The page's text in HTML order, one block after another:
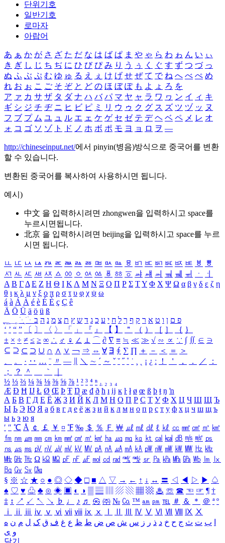
단위기호
일반기호
로마자
아랍어
あ ぁ か が さ ざ た だ な は ば ぱ ま や ゃ ら わ ゎ ん い ぃ
き ぎ し じ ち ぢ に ひ び ぴ み り う ぅ く ぐ す ず つ づ っ
ぬ ふ ぶ ぷ む ゆ ゅ る え ぇ け げ せ ぜ て で ね へ べ ぺ め
れ お ぉ こ ご そ ぞ と ど の ほ ぼ ぽ も よ ょ ろ を
ア ァ カ サ ザ タ ダ ナ ハ バ パ マ ヤ ャ ラ ワ ヮ ン イ ィ キ
ギ シ ジ チ ヂ ニ ヒ ビ ピ ミ リ ウ ゥ ク グ ス ズ ツ ヅ ッ ヌ
フ ブ プ ム ユ ュ ル エ ェ ケ ゲ セ ゼ テ デ ヘ ベ ペ メ レ オ
ォ コ ゴ ソ ゾ ト ド ノ ホ ボ ポ モ ヨ ョ ロ ヲ ―
http://chineseinput.net/에서 pinyin(병음)방식으로 중국어를 변환
할 수 있습니다.
변환된 중국어를 복사하여 사용하시면 됩니다.
예시)
中文 을 입력하시려면 zhongwen을 입력하시고 space를
누르시면됩니다.
北京 을 입력하시려면 beijing을 입력하시고 space를 누르
시면 됩니다.
ㅥ ㅦ ㅧ ㅨ ㅩ ㅪ ㅫ ㅬ ㅭ ㅮ ㅯ ㅰ ㅱ ㅲ ㅳ ㅴ ㅵ ㅶ ㅷ ㅸ
ㅹ
ㅺ ㅻ ㅼ ㅽ ㅾ ㅿ ㆀ ㆁ ㆂ ㆃ ㆄ ㆅ ㆆ ㆇ ㆈ ㆉ ㆊ ㆋ ㆌ ㆍ
ㆎ
Α Β ΓΔ Ε Ζ Η Θ Ι ΚΛ Μ Ν Ξ Ο Π Ρ Σ ΤΥ Φ Χ Ψ Ω α β γ δ ε ζ η
θ ι κ λ μ ν ξ ο π ρ σ τ υ φ χ ψ ω
á à Á À é è É È ç Ç ê
Ä Ö Ü ä ö ü ß
ִֶֹ ֻּ ׁׂ פ ם ן ו ט א ר ק ף ך ל ח י ע כ ג ד ש ץ ת צ מ נ ה ב
‘ ’ “ ” 〔 〕 〈 〉 「 」 『 』 【 】 ＂ （ ） ［ ］ ｛ ｝
± × ÷ ≠ ≤ ≥ ∞ ∴ ♂ ♀ ∠ ⊥ ⌒ ∂ ∇ ≡ ≒ ≪ ≫ √ ∽ ∝ ∵ ∫ ∬ ∈ ∋
⊆ ⊇ ⊂ ⊃ ∪ ∩ ∧ ∨ ￢ ⇒ ⇔ ∀ ∃ ∮ ∑ ∏ ＋ － ＜ ＝
＞
、
。 · ‥ … ¨ 〃 ― ＼ ∼ ´ ～ ˇ ˘ ˝ ˚ ˙ ¸ ¡ ¿ ː ！ ＇ ， ． ／
：
；
？ ＾ ｀
½ ⅓ ⅔ ¼ ¾ ⅛ ⅜ ⅝ ⅞ ¹ ² ³ ⁴ ⁿ ₁ ₂ ₃ ₄
Æ Ð Ħ Ĳ Ł Ø Œ Þ Ŧ Ŋ æ đ ð ħ ı ĳ ĸ ŀ ł ø œ ß þ ŧ ŋ ŉ
А Б В Г Д Е Ё Ж З И Й К Л М Н О П Р С Т У Ф Х Ц Ч Ш Щ Ъ
Ы Ь Э Ю Я а б в г д е ё ж з и й к л м н о п р с т у ф х ц ч ш щ ъ
ы ь э ю я
′ ″ ℃ Å ￠ ￡ ￥ ¤ ℉ ‰ ＄ ％ Ｆ ￦ ㎕ ㎖ ㎗ ℓ ㎘ ㏄ ㎣ ㎤ ㎥ ㎦
㎙ ㎚ ㎛ ㎜ ㎝ ㎞ ㎟ ㎠ ㎡ ㎢ ㏊ ㎍ ㎎ ㎏ ㏏ ㎈ ㎉ ㏈ ㎧ ㎨ ㎰
㎱ ㎲ ㎳ ㎴ ㎵ ㎶ ㎷ ㎸ ㎹ ㎀ ㎁ ㎂ ㎃ ㎄ ㎺ ㎻ ㎽ ㎾ ㎿ ㎐ ㎑
㎒ ㎓ ㎔ Ω ㏀ ㏁ ㎊ ㎋ ㎌ ㏖ ㏅ ㎭ ㎮ ㎯ ㏛ ㎩ ㎪ ㎫ ㎬ ㏝ ㏐
㏓
㏃ ㏉ ㏜ ㏆
§ ※ ☆ ★ ○ ● ◎ ◇ ◆ □ ■ △ ▽ → ← ↑ ↓ ↔ 〓 ◁ ◀ ▷ ▶ ♤
♠ ♡ ♥ ♧ ♣ ⊙ ◈ ▣ ◐ ◑ ▒ ▤ ▨ ▧ ▦ ▩ ♨ ☏ ☎ ☜ ☞ ¶ †
‡ ↕ ↗ ↙ ↖ ↘ ♭ ♩ ♪ ♬ ㉿ ㈜ № ㏇ ™ ㏂ ㏘ ℡ ＃ ＆ ＊ ＠ ª º
ⅰ
ⅱ ⅲ ⅳ ⅴ ⅵ ⅶ ⅷ ⅸ ⅹ Ⅳ Ⅴ Ⅵ Ⅶ Ⅷ Ⅸ Ⅹ
ب ت ث ج ح خ د ذ ر ز س ش ص ض ط ظ ع غ ف ق ک ل م ن ه
و ی